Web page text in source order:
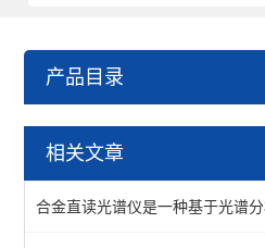
产品目录
医疗器械/药品/环境/生物
相关文章